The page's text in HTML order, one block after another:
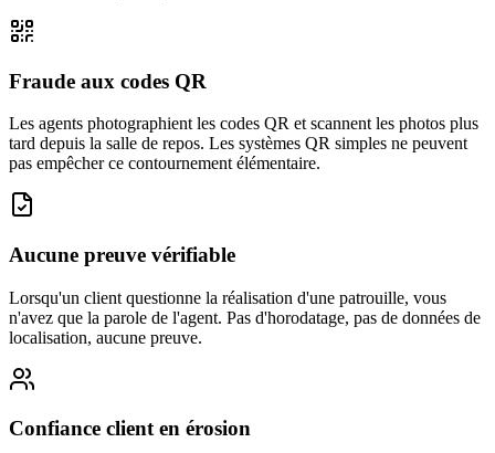
Fraude aux codes QR
Les agents photographient les codes QR et scannent les photos plus
tard depuis la salle de repos. Les systèmes QR simples ne peuvent
pas empêcher ce contournement élémentaire.
Aucune preuve vérifiable
Lorsqu'un client questionne la réalisation d'une patrouille, vous
n'avez que la parole de l'agent. Pas d'horodatage, pas de données de
localisation, aucune preuve.
Confiance client en érosion